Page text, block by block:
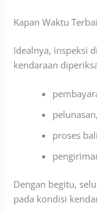
Kapan Waktu
Idealnya, inspeksi
kendaraan
pelunasan,
proses
Dengan begitu,
pada kondisi